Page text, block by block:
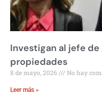
Investigan al jefe
propiedades
8 de mayo, 2026 No hay
Leer más »